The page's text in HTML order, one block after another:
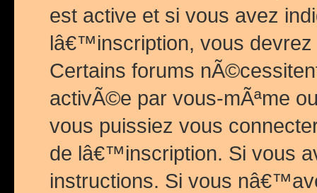
est active et si vous avez
lâ€™inscription, vous
Certains forums
activÃ©e par vous-mÃªme
vous puissiez vous
de lâ€™inscription. Si vous
instructions. Si vous